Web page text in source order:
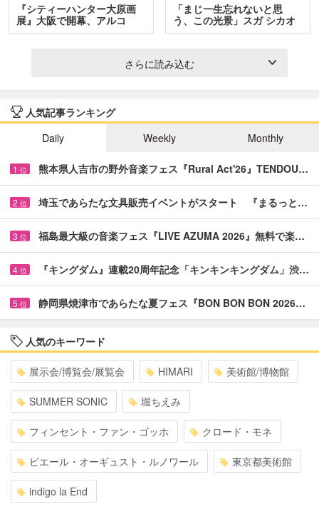
『シティーハンター大原画
展』大阪で開幕、アルコ
＆…
「まじ一生忘れないと思
う、この光景」スガ シカオ
と…
さらに読み込む
人気記事ランキング
Daily
Weekly Monthly
1 位 熊本県人吉市の野外音楽フェス『Rural Act'26』TENDOU…
2 位 埼玉であらたな文具販売イベントがスタート 『まるっと…
3 位 福島最大級の音楽フェス『LIVE AZUMA 2026』無料で楽…
4 位 『キングダム』連載20周年記念「キンキンキングダム」渋…
5 位 静岡県焼津市であらたな夏フェス『BON BON BON 2026…
人気のキーワード
展示会/博覧会/展覧会 HIMARI 美術館/博物館
SUMMER SONIC 堀ちえみ
フィンセント・ファン・ゴッホ クロード・モネ
ピエール・オーギュスト・ルノワール 東京都美術館
indigo la End